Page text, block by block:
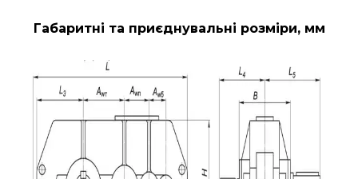
Габаритні та приєднувальні розміри, мм